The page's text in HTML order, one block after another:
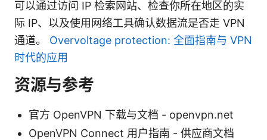
可以通过访问 IP 检索网站、检查你所在地区的实
际 IP、以及使用网络工具确认数据流是否走 VPN
通道。 Overvoltage protection: 全面指南与 VPN
时代的应用
资源与参考
官方 OpenVPN 下载与文档 - openvpn.net
OpenVPN Connect 用户指南 - 供应商文档